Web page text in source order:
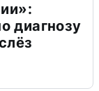
диагнозу